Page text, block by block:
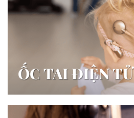
ỐC TAI ĐIỆN TỬ